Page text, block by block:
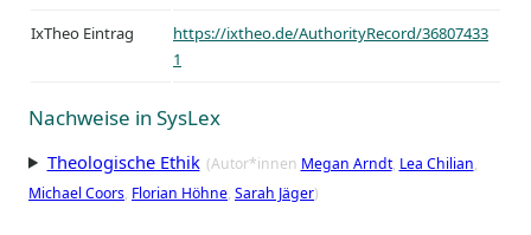
IxTheo Eintrag
https://ixtheo.de/AuthorityRecord/36807433
1
Nachweise in SysLex
Theologische Ethik (Autor*innen Megan Arndt Lea Chilian
Michael Coors Florian Höhne Sarah Jäger)